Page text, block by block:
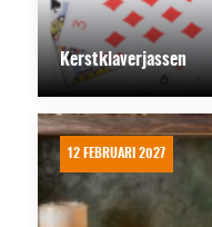
Kerstklaverjassen
12 FEBRUARI 2027